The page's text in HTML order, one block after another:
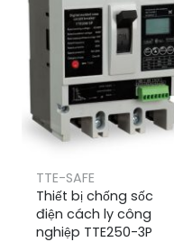
TTE-SAFE
Thiết bị chống sốc
điện cách ly công
nghiệp TTE250-3P